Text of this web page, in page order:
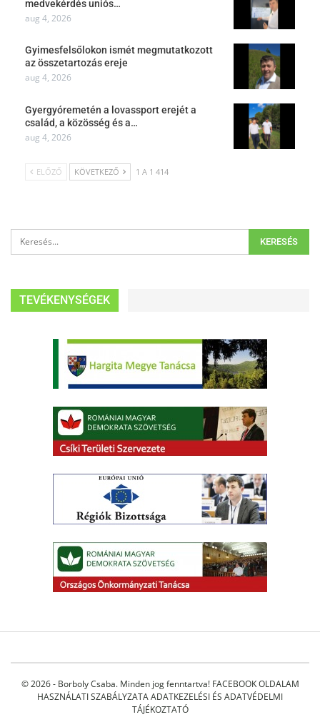
medvekérdés uniós…
aug 4, 2026
Gyimesfelsőlokon ismét megmutatkozott
az összetartozás ereje
aug 4, 2026
Gyergyóremetén a lovassport erejét a
család, a közösség és a…
aug 4, 2026
ELŐZŐ KÖVETKEZŐ 1 A 1 414
TEVÉKENYSÉGEK
© 2026 - Borboly Csaba. Minden jog fenntartva! FACEBOOK OLDALAM
HASZNÁLATI SZABÁLYZATAADATKEZELÉSI ÉS ADATVÉDELMI
TÁJÉKOZTATÓ